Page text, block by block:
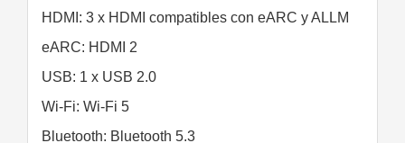
HDMI: 3 x HDMI compatibles con eARC y ALLM
eARC: HDMI 2
USB: 1 x USB 2.0
Wi-Fi: Wi-Fi 5
Bluetooth: Bluetooth 5.3